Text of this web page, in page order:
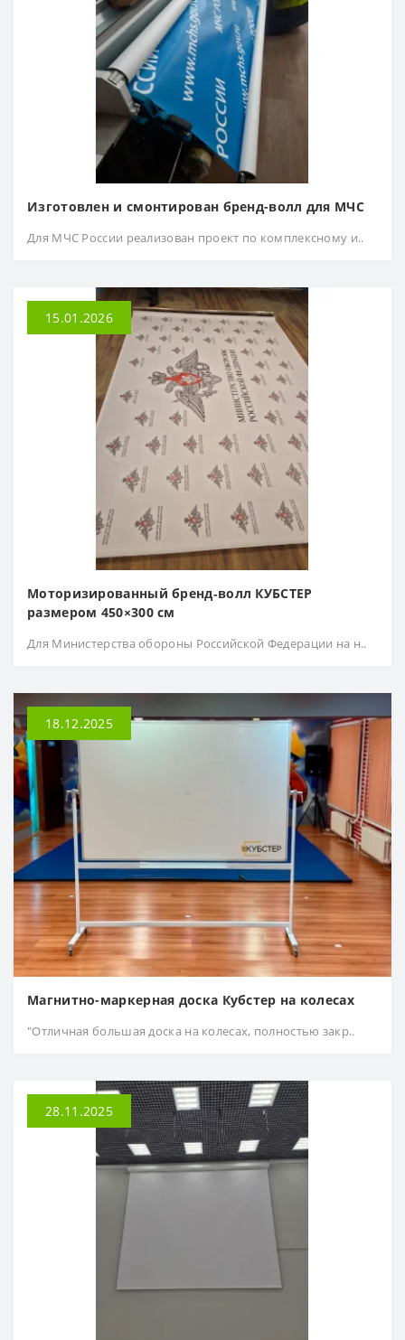
Изготовлен и смонтирован бренд-волл для МЧС
Для МЧС России реализован проект по комплексному и..
15.01.2026
Моторизированный бренд‑волл КУБСТЕР
размером 450×300 см
Для Министерства обороны Российской Федерации на н..
18.12.2025
Магнитно-маркерная доска Кубстер на колесах
"Отличная большая доска на колесах, полностью закр..
28.11.2025